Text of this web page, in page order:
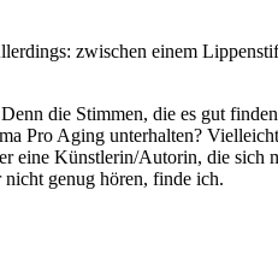
zwischen einem
die Stimmen, die es gut
Pro Aging unterhalten?
eine Künstlerin/Autorin, die sich
genug hören, finde ich.